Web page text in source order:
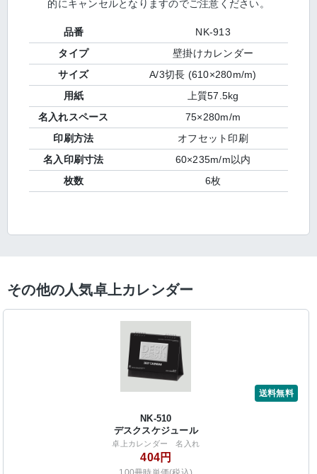
的にキャンセルとなりますのでご注意ください。
品番
NK-913
タイプ
壁掛けカレンダー
サイズ
A/3切長 (610×280m/m)
用紙
上質57.5kg
名入れスペース
75×280m/m
印刷方法
オフセット印刷
名入印刷寸法
60×235m/m以内
枚数
6枚
その他の人気卓上カレンダー
送料無料
NK-510
デスクスケジュール
卓上カレンダー 名入れ
404円